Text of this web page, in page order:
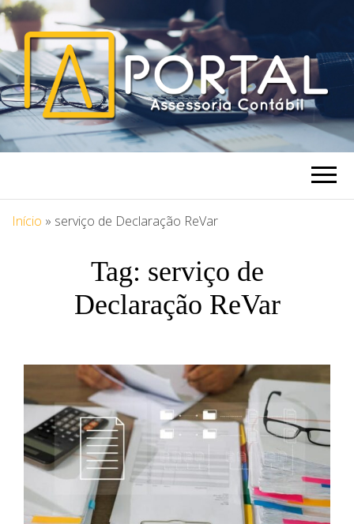
PORTAL
ASSESSORIA
Blog Portal Assessoria
Início » serviço de Declaração ReVar
Tag: serviço de
Declaração ReVar